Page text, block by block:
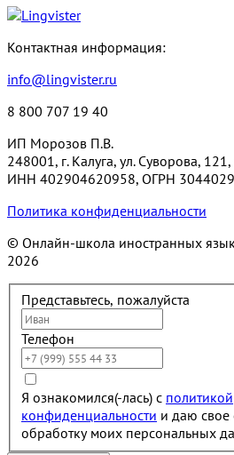
Контактная информация:
info@lingvister.ru
8 800 707 19 40
ИП Морозов П.В.
248001, г. Калуга, ул. Суворова,
ИНН 402904620958, ОГРН
Политика конфиденциальности
© Онлайн-школа иностранных
2026
Представьтесь, пожалуйста
Телефон
Я ознакомился(-лась) с политикой
конфиденциальности и даю свое
обработку моих персональных